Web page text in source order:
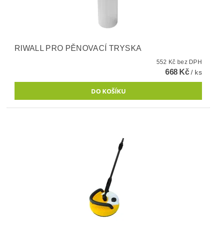
RIWALL PRO PĚNOVACÍ TRYSKA
552 Kč bez DPH
668 Kč/ ks